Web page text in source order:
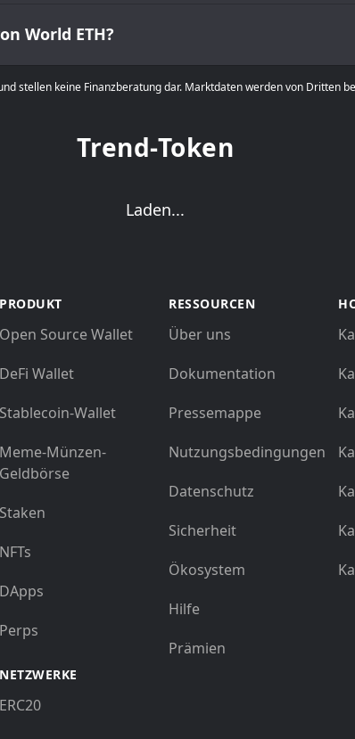
World ETH?
stellen keine Finanzberatung dar. Marktdaten werden von Dritten
Trend-Token
Laden...
PRODUKT
Open Source Wallet
DeFi Wallet
Stablecoin-Wallet
Meme-Münzen-
Geldbörse
Staken
NFTs
DApps
Perps
NETZWERKE
ERC20
RESSOURCEN
Über uns
Dokumentation
Pressemappe
Nutzungsbedingungen
Datenschutz
Sicherheit
Ökosystem
Hilfe
Prämien